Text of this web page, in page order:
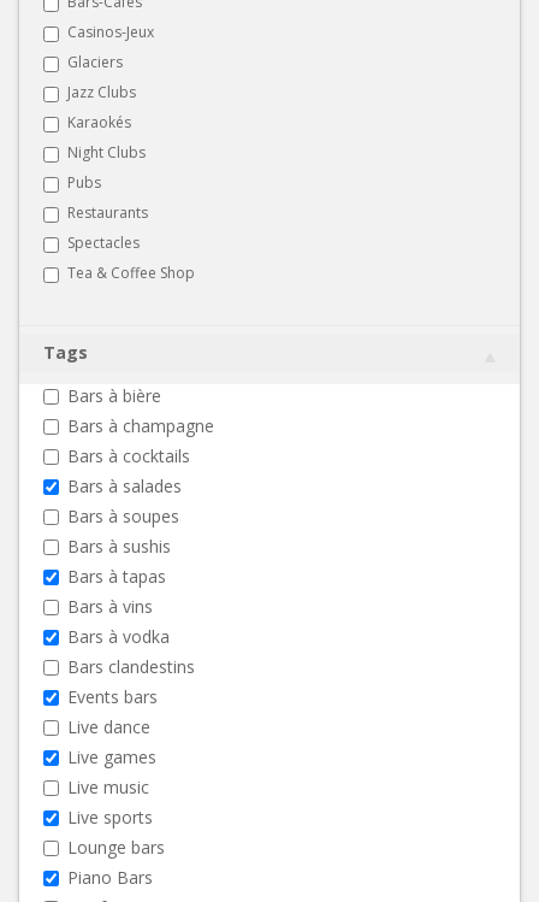
Casinos-Jeux
Glaciers
Jazz Clubs
Karaokés
Night Clubs
Pubs
Restaurants
Spectacles
Tea & Coffee Shop
Tags
Bars à bière
Bars à champagne
Bars à cocktails
Bars à salades
Bars à soupes
Bars à sushis
Bars à tapas
Bars à vins
Bars à vodka
Bars clandestins
Events bars
Live dance
Live games
Live music
Live sports
Lounge bars
Piano Bars